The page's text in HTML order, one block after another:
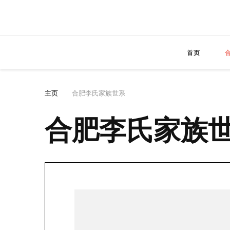
首页
主页 合肥李氏家族世系
合肥李氏家族